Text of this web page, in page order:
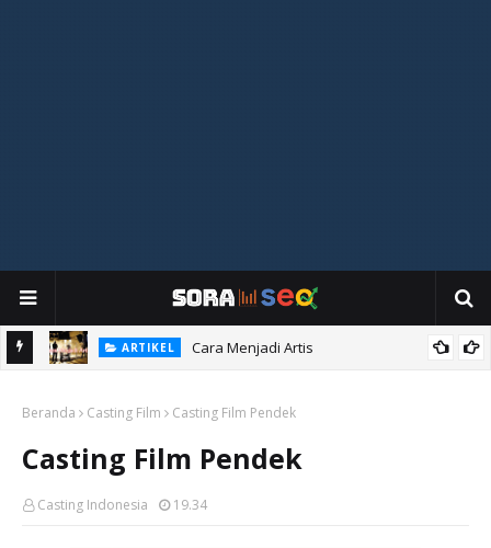
ARTIKEL Cara Menjadi Artis
Beranda Casting Film Casting Film Pendek
Casting Film Pendek
Casting Indonesia 19.34